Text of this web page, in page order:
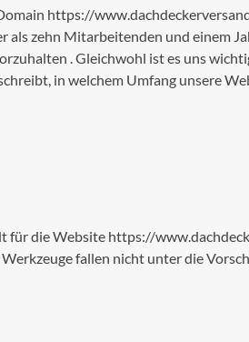
https://
als zehn Mitarbeitenden und einem
. Gleichwohl ist es uns
in welchem Umfang unsere
für die Website https://
Werkzeuge fallen nicht unter die